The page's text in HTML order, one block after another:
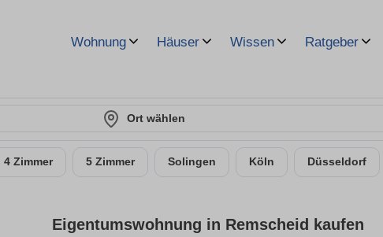
Wohnung Häuser Wissen Ratgeber
Ort wählen
4 Zimmer 5 Zimmer Solingen Köln Düsseldorf
Eigentumswohnung in Remscheid kaufen